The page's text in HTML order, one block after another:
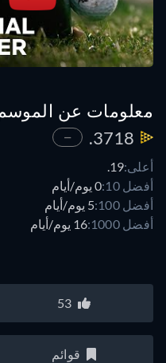
معلومات عن
3718.
—
أعلى:19.
أفضل 10:
0 يوم/أيام
أفضل 100:
5 يوم/أيام
أفضل 1000:
16 يوم/أيام
53
قوائم